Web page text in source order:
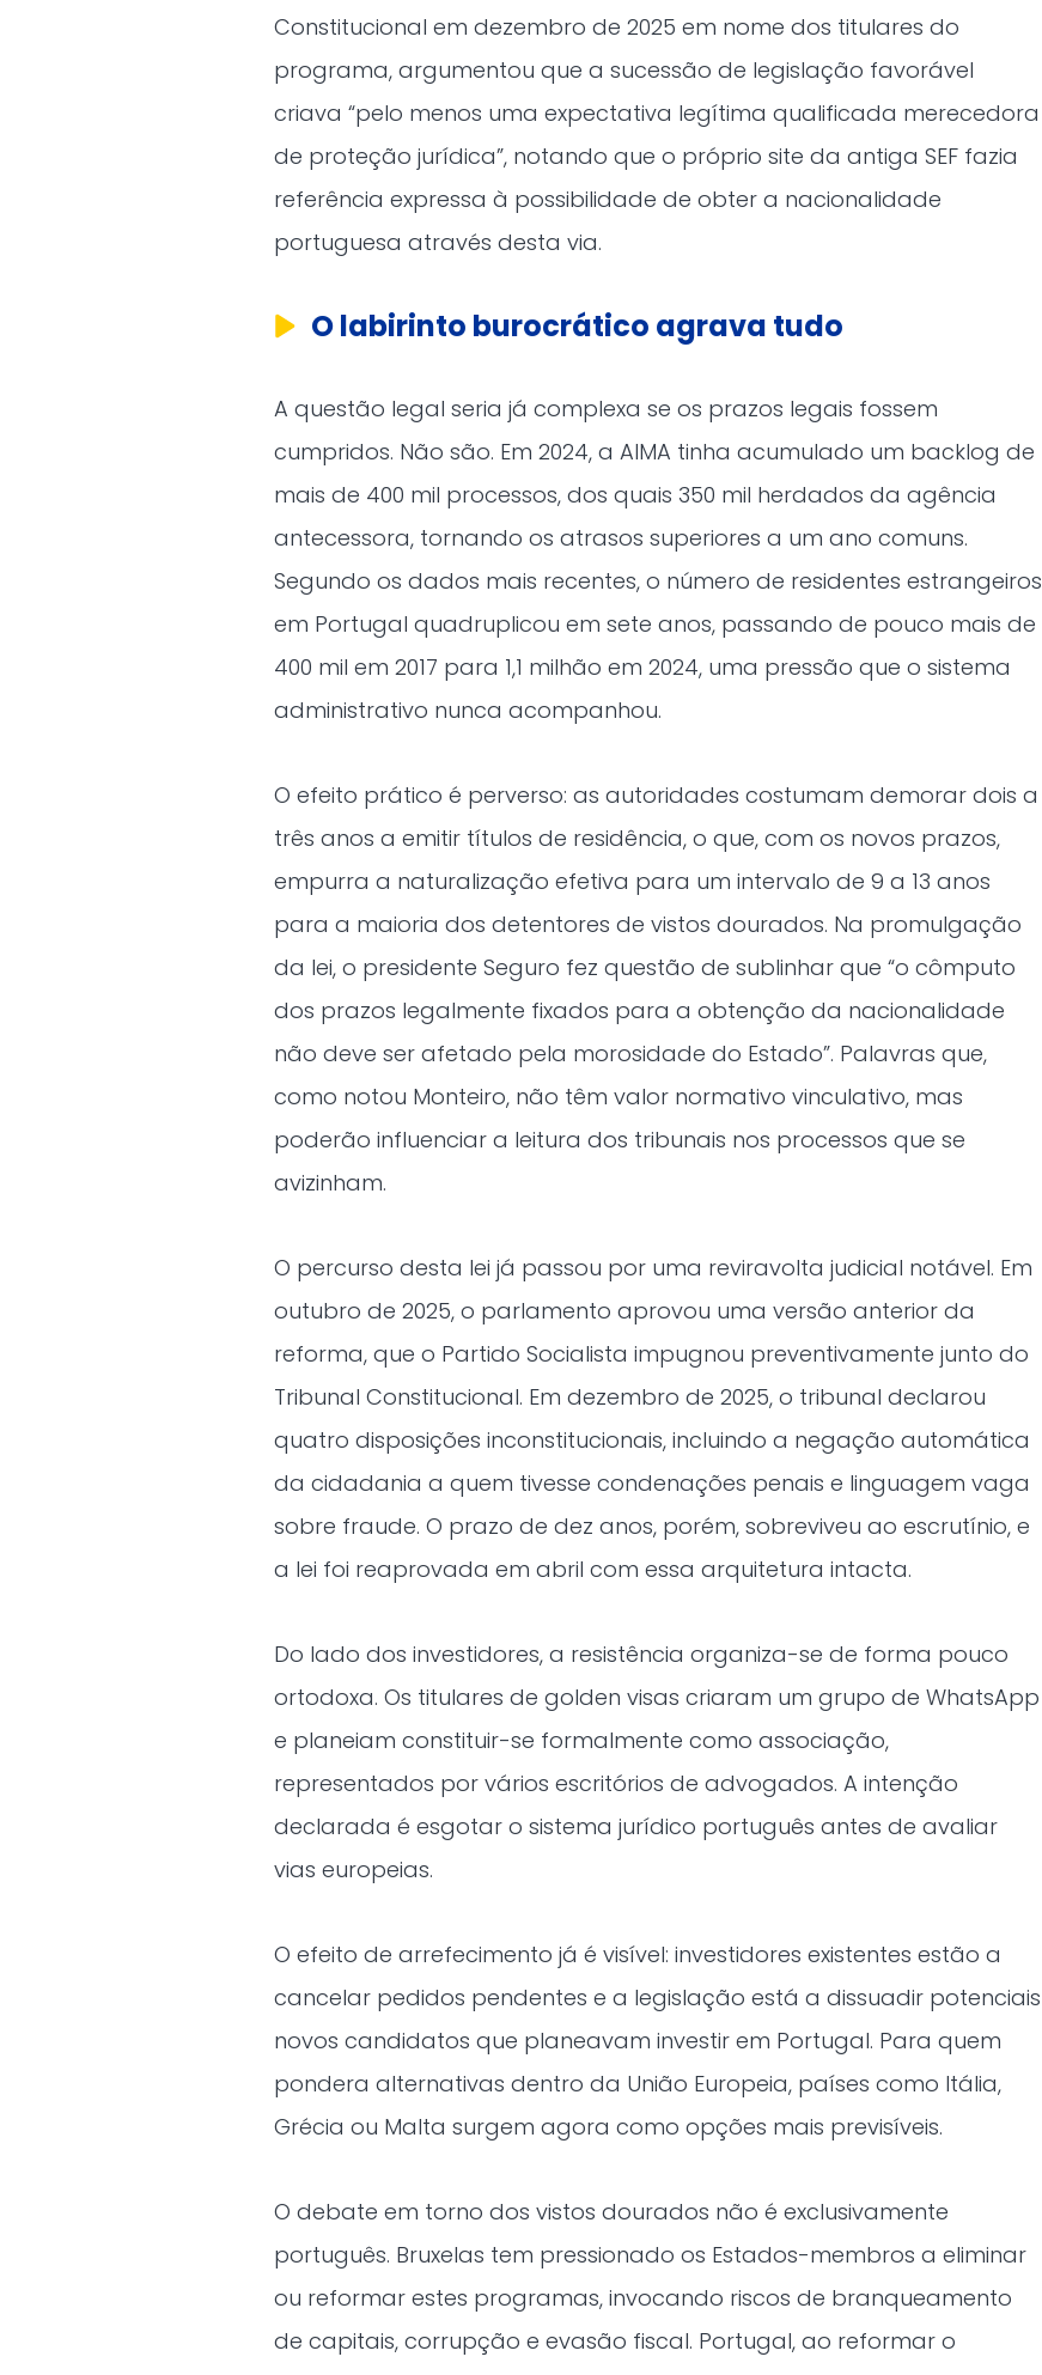
Constitucional em dezembro de 2025 em nome dos titulares do
programa, argumentou que a sucessão de legislação favorável
criava “pelo menos uma expectativa legítima qualificada merecedora
de proteção jurídica”, notando que o próprio site da antiga SEF fazia
referência expressa à possibilidade de obter a nacionalidade
portuguesa através desta via.
O labirinto burocrático agrava tudo
A questão legal seria já complexa se os prazos legais fossem
cumpridos. Não são. Em 2024, a AIMA tinha acumulado um backlog de
mais de 400 mil processos, dos quais 350 mil herdados da agência
antecessora, tornando os atrasos superiores a um ano comuns.
Segundo os dados mais recentes, o número de residentes estrangeiros
em Portugal quadruplicou em sete anos, passando de pouco mais de
400 mil em 2017 para 1,1 milhão em 2024, uma pressão que o sistema
administrativo nunca acompanhou.
O efeito prático é perverso: as autoridades costumam demorar dois a
três anos a emitir títulos de residência, o que, com os novos prazos,
empurra a naturalização efetiva para um intervalo de 9 a 13 anos
para a maioria dos detentores de vistos dourados. Na promulgação
da lei, o presidente Seguro fez questão de sublinhar que “o cômputo
dos prazos legalmente fixados para a obtenção da nacionalidade
não deve ser afetado pela morosidade do Estado”. Palavras que,
como notou Monteiro, não têm valor normativo vinculativo, mas
poderão influenciar a leitura dos tribunais nos processos que se
avizinham.
O percurso desta lei já passou por uma reviravolta judicial notável. Em
outubro de 2025, o parlamento aprovou uma versão anterior da
reforma, que o Partido Socialista impugnou preventivamente junto do
Tribunal Constitucional. Em dezembro de 2025, o tribunal declarou
quatro disposições inconstitucionais, incluindo a negação automática
da cidadania a quem tivesse condenações penais e linguagem vaga
sobre fraude. O prazo de dez anos, porém, sobreviveu ao escrutínio, e
a lei foi reaprovada em abril com essa arquitetura intacta.
Do lado dos investidores, a resistência organiza-se de forma pouco
ortodoxa. Os titulares de golden visas criaram um grupo de WhatsApp
e planeiam constituir-se formalmente como associação,
representados por vários escritórios de advogados. A intenção
declarada é esgotar o sistema jurídico português antes de avaliar
vias europeias.
O efeito de arrefecimento já é visível: investidores existentes estão a
cancelar pedidos pendentes e a legislação está a dissuadir potenciais
novos candidatos que planeavam investir em Portugal. Para quem
pondera alternativas dentro da União Europeia, países como Itália,
Grécia ou Malta surgem agora como opções mais previsíveis.
O debate em torno dos vistos dourados não é exclusivamente
português. Bruxelas tem pressionado os Estados-membros a eliminar
ou reformar estes programas, invocando riscos de branqueamento
de capitais, corrupção e evasão fiscal. Portugal, ao reformar o